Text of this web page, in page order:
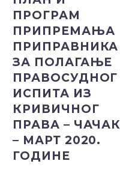
–
ЧАЧАК
–
МАРТ
2020.
ГОДИНЕ
ПРОГРАМ
ПРИПРЕМАЊА
ПРИПРАВНИКА
ЗА ПОЛАГАЊЕ
ПРАВОСУДНОГ
ИСПИТА ИЗ
КРИВИЧНОГ
ПРАВА – ЧАЧАК
– МАРТ 2020.
ГОДИНЕ